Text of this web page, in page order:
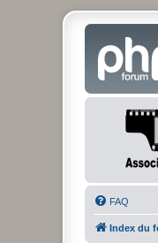
FAQ
Index du